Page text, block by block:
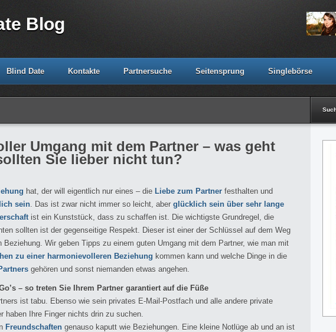
Blog
Blind Date Kontakte Partnersuche Seitensprung Singlebörse
Umgang mit dem Partner – was geht
Sie lieber nicht tun?
hat, der will eigentlich nur eines – die Liebe zum Partner festhalten und
sein. Das ist zwar nicht immer so leicht, aber glücklich sein über sehr lange
ist ein Kunststück, dass zu schaffen ist. Die wichtigste Grundregel, die
sollten ist der gegenseitige Respekt. Dieser ist einer der Schlüssel auf dem Weg
Beziehung. Wir geben Tipps zu einem guten Umgang mit dem Partner, wie man mit
zu einer harmonievolleren Beziehung kommen kann und welche Dinge in die
gehören und sonst niemanden etwas angehen.
– so treten Sie Ihrem Partner garantiert auf die Füße
ist tabu. Ebenso wie sein privates E-Mail-Postfach und alle andere private
haben Ihre Finger nichts drin zu suchen.
Freundschaften genauso kaputt wie Beziehungen. Eine kleine Notlüge ab und an ist